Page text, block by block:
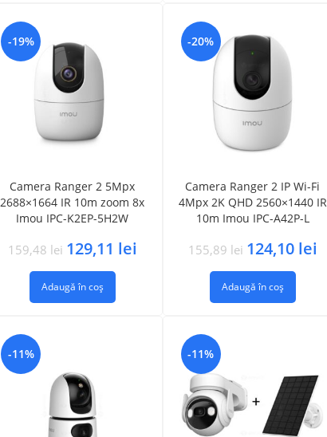
-19%
Camera Ranger 2 5Mpx
2688×1664 IR 10m zoom 8x
Imou IPC-K2EP-5H2W
159,48 lei 129,11 lei
Adaugă în coș
-20%
Camera Ranger 2 IP Wi-Fi
4Mpx 2K QHD 2560×1440 IR
10m Imou IPC-A42P-L
155,89 lei 124,10 lei
Adaugă în coș
-11% -11%